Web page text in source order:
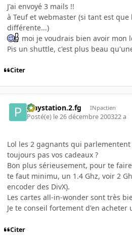
J'ai envoyé 3 mails !!
à Teuf et webmaster (si tant est
différente...)
moi je voudrais bien avoir mon
Pis un shuttle, c'est plus beau
Citer
playstation.2.fg INpactien
Posté(e) le 26 décembre 200322 a
Lol les 2 gagnants qui parlementent
toujours pas vos cadeaux ?
Bon plus sérieusement, pour te
te faut minimu, un 1.4 Ghz, voir 2
encoder des DivX).
Les cartes all-in-wonder sont très
Je te conseil fortement d'en acheter
Citer